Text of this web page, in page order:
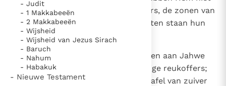
- Judit
- 1 Makkabeeën
- 2 Makkabeeën
- Wijsheid
- Wijsheid van Jezus Sirach
- Baruch
- Nahum
- Habakuk
- Nieuwe Testament
in de steek gelaten; onze priesters, de zonen van
Aäron, dienen Jahwe, en de levieten staan hun
daarin bij.
Elke morgen en elke avond worden aan Jahwe
brandoffers opgedragen en geurige reukoffers;
zij leggen de toonbroden op de tafel van zuiver